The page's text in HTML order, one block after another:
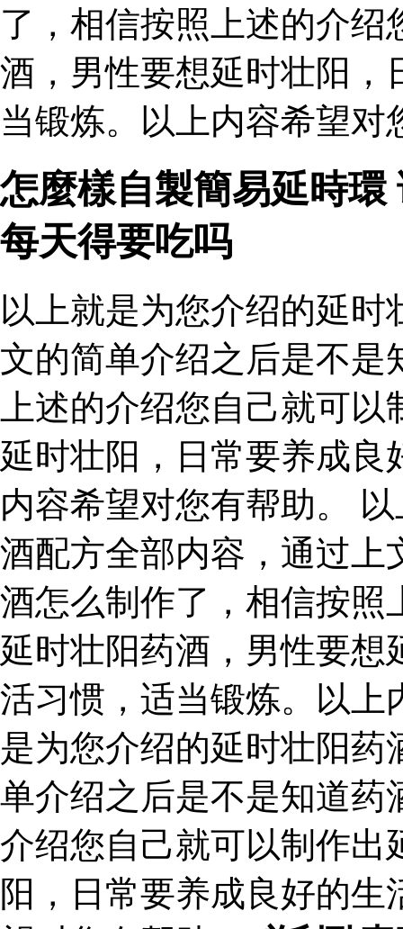
了，相信按照上述的介
酒，男性要想延时壮阳，
当锻炼。以上内容希望对
怎麼樣自製簡易延時
每天得要吃吗
以上就是为您介绍的延
文的简单介绍之后是不是
上述的介绍您自己就可
延时壮阳，日常要养成良
内容希望对您有帮助。
酒配方全部内容，通过上
酒怎么制作了，相信按照
延时壮阳药酒，男性要想
活习惯，适当锻炼。以上
是为您介绍的延时壮阳
单介绍之后是不是知道药
介绍您自己就可以制作出
阳，日常要养成良好的